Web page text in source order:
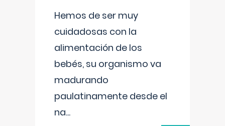
Hemos de ser muy
cuidadosas con la
alimentación de los
bebés, su organismo va
madurando
paulatinamente desde el
na...